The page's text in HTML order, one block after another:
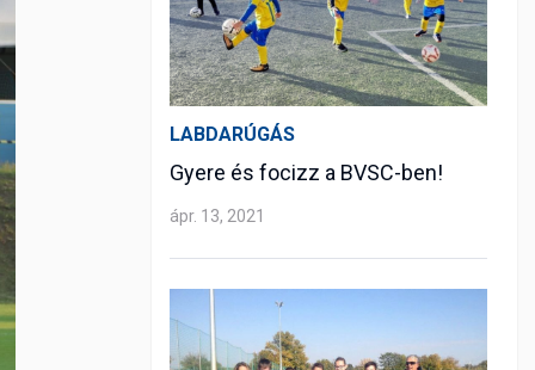
LABDARÚGÁS
Gyere és focizz a BVSC-ben!
ápr. 13, 2021